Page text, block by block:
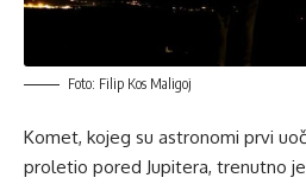
Foto: Filip Kos Maligoj
Komet, kojeg su astronomi prvi
proletio pored Jupitera, trenutno